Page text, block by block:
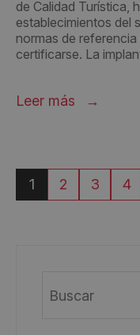
de Calidad Turística,
establecimientos del
normas de
certificarse. La
Leer más
1 2 3 4